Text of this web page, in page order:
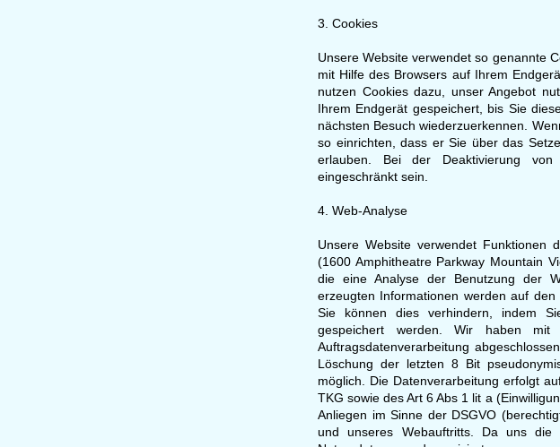
3. Cookies
Unsere Website verwendet so genannte
mit Hilfe des Browsers auf Ihrem
nutzen Cookies dazu, unser Angebot
Ihrem Endgerät gespeichert, bis Sie
nächsten Besuch wiederzuerkennen.
so einrichten, dass er Sie über das
erlauben. Bei der Deaktivierung
eingeschränkt sein.
4. Web-Analyse
Unsere Website verwendet Funktionen
(1600 Amphitheatre Parkway Mountain
die eine Analyse der Benutzung der
erzeugten Informationen werden auf
Sie können dies verhindern, indem
gespeichert werden. Wir haben mit
Auftragsdatenverarbeitung
Löschung der letzten 8 Bit
möglich. Die Datenverarbeitung erfolgt
TKG sowie des Art 6 Abs 1 lit a
Anliegen im Sinne der DSGVO
und unseres Webauftritts. Da uns